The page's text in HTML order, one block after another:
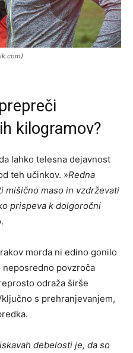
kilogramov?
lahko telesna dejavnost
teh učinkov. »Redna
mišično maso in vzdrževati
prispeva k dolgoročni
morda ni edino gonilo
neposredno povzroča
odraža širše
s prehranjevanjem,
debelosti je, da so